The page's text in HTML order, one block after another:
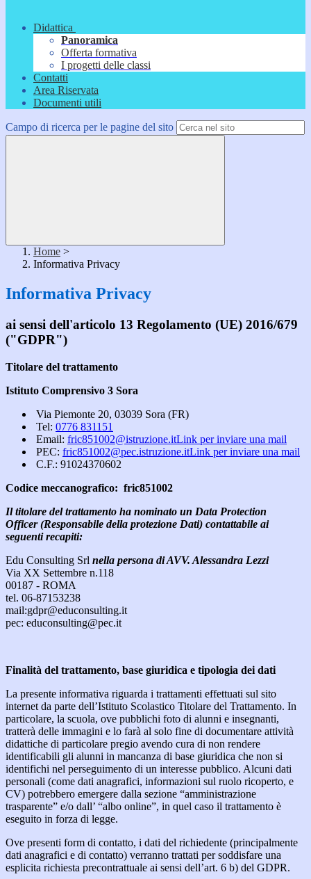
Didattica
Panoramica
Offerta formativa
I progetti delle classi
Contatti
Area Riservata
Documenti utili
Campo di ricerca per le pagine del sito
Home >
Informativa Privacy
Informativa Privacy
ai sensi dell'articolo 13 Regolamento (UE) 2016/679
("GDPR")
Titolare del trattamento
Istituto Comprensivo 3 Sora
Via Piemonte 20, 03039 Sora (FR)
Tel: 0776 831151
Email: fric851002@istruzione.itLink per inviare una mail
PEC: fric851002@pec.istruzione.itLink per inviare una mail
C.F.: 91024370602
Codice meccanografico: fric851002
Il titolare del trattamento ha nominato un Data Protection
Officer (Responsabile della protezione Dati) contattabile ai
seguenti recapiti:
Edu Consulting Srl nella persona di AVV. Alessandra Lezzi
Via XX Settembre n.118
00187 - ROMA
tel. 06-87153238
mail:gdpr@educonsulting.it
pec: educonsulting@pec.it
Finalità del trattamento, base giuridica e tipologia dei dati
La presente informativa riguarda i trattamenti effettuati sul sito
internet da parte dell’Istituto Scolastico Titolare del Trattamento. In
particolare, la scuola, ove pubblichi foto di alunni e insegnanti,
tratterà delle immagini e lo farà al solo fine di documentare attività
didattiche di particolare pregio avendo cura di non rendere
identificabili gli alunni in mancanza di base giuridica che non si
identifichi nel perseguimento di un interesse pubblico. Alcuni dati
personali (come dati anagrafici, informazioni sul ruolo ricoperto, e
CV) potrebbero emergere dalla sezione “amministrazione
trasparente” e/o dall’ “albo online”, in quel caso il trattamento è
eseguito in forza di legge.
Ove presenti form di contatto, i dati del richiedente (principalmente
dati anagrafici e di contatto) verranno trattati per soddisfare una
esplicita richiesta precontrattuale ai sensi dell’art. 6 b) del GDPR.